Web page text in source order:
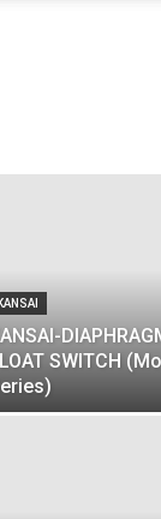
KANSAI
SWITCH